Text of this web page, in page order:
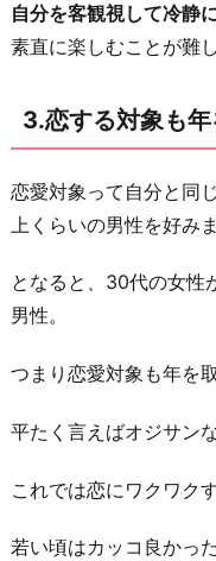
取
っ
る
ら
お
り
に
自分を客観視して冷静
素直に楽しむことが難
3.恋する対象も
恋愛対象って自分と同
上くらいの男性を好み
となると、30代の女性
男性。
つまり恋愛対象も年を
平たく言えばオジサン
これでは恋にワクワク
若い頃はカッコ良かっ